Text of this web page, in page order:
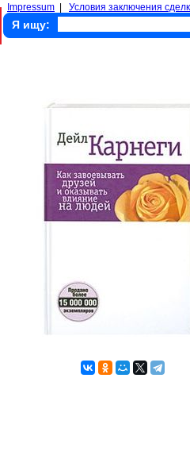
Impressum Условия заключения
Я ищу: